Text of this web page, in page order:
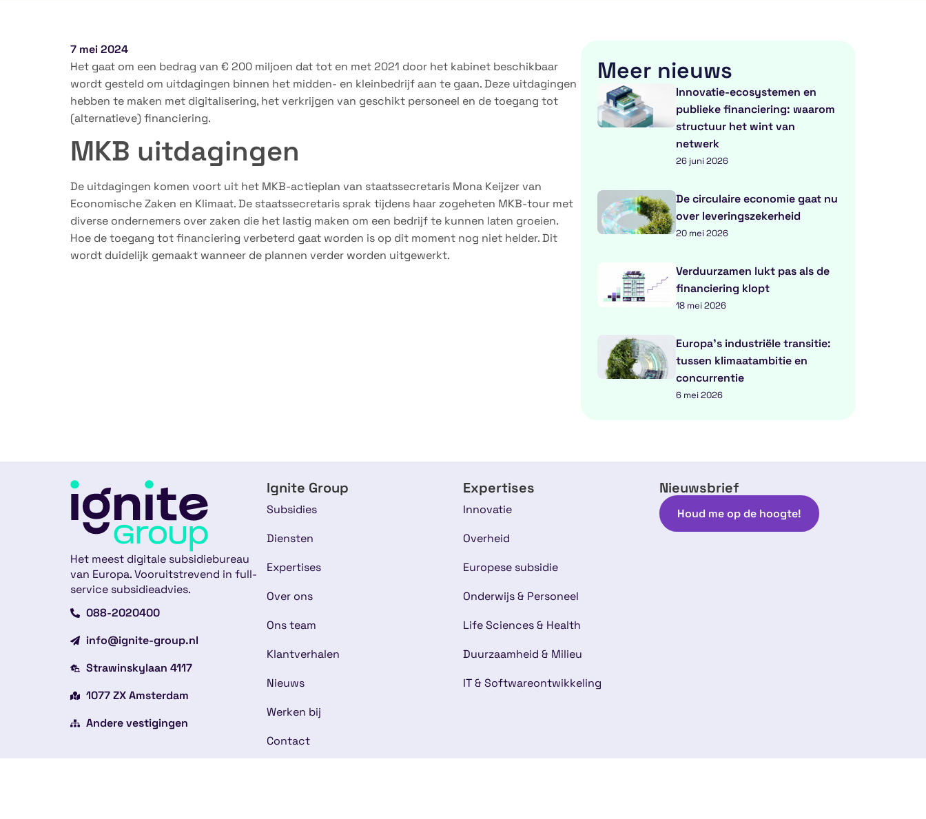
7 mei 2024
Het gaat om een bedrag van € 200 miljoen dat tot en met 2021 door het kabinet beschikbaar
wordt gesteld om uitdagingen binnen het midden- en kleinbedrijf aan te gaan. Deze uitdagingen
hebben te maken met digitalisering, het verkrijgen van geschikt personeel en de toegang tot
(alternatieve) financiering.
MKB uitdagingen
De uitdagingen komen voort uit het MKB-actieplan van staatssecretaris Mona Keijzer van
Economische Zaken en Klimaat. De staatssecretaris sprak tijdens haar zogeheten MKB-tour met
diverse ondernemers over zaken die het lastig maken om een bedrijf te kunnen laten groeien.
Hoe de toegang tot financiering verbeterd gaat worden is op dit moment nog niet helder. Dit
wordt duidelijk gemaakt wanneer de plannen verder worden uitgewerkt.
Meer nieuws
Innovatie-ecosystemen en
publieke financiering: waarom
structuur het wint van
netwerk
26 juni 2026
De circulaire economie gaat nu
over leveringszekerheid
20 mei 2026
Verduurzamen lukt pas als de
financiering klopt
18 mei 2026
Europa’s industriële transitie:
tussen klimaatambitie en
concurrentie
6 mei 2026
Het meest digitale subsidiebureau
van Europa. Vooruitstrevend in full-
service subsidieadvies.
088-2020400
info@ignite-group.nl
Strawinskylaan 4117
1077 ZX Amsterdam
Andere vestigingen
Ignite Group
Subsidies
Diensten
Expertises
Over ons
Ons team
Klantverhalen
Nieuws
Werken bij
Contact
Expertises
Innovatie
Overheid
Europese subsidie
Onderwijs & Personeel
Life Sciences & Health
Duurzaamheid & Milieu
IT & Softwareontwikkeling
Nieuwsbrief
Houd me op de hoogte!